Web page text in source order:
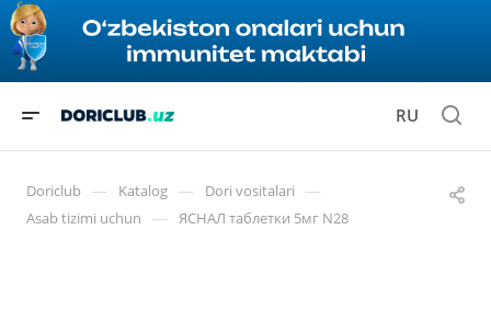
RU
Doriclub — Katalog — Dori vositalari —
Asab tizimi uchun — ЯСНАЛ таблетки 5мг N28